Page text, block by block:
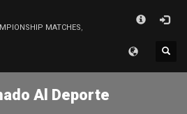
MATCHES,
Al Deporte